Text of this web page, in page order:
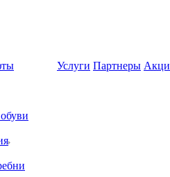
Услуги Партнеры